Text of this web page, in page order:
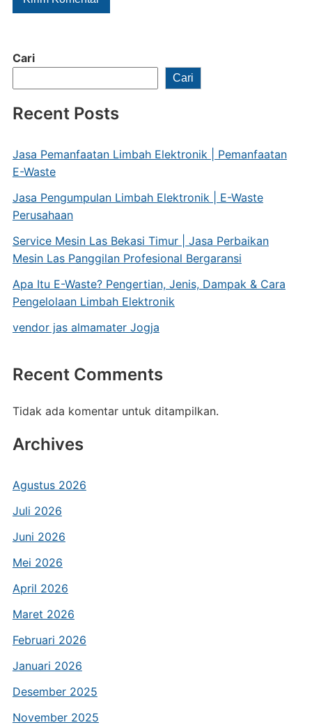
Cari
Cari
Recent Posts
Jasa Pemanfaatan Limbah Elektronik | Pemanfaatan
E-Waste
Jasa Pengumpulan Limbah Elektronik | E-Waste
Perusahaan
Service Mesin Las Bekasi Timur | Jasa Perbaikan
Mesin Las Panggilan Profesional Bergaransi
Apa Itu E-Waste? Pengertian, Jenis, Dampak & Cara
Pengelolaan Limbah Elektronik
vendor jas almamater Jogja
Recent Comments
Tidak ada komentar untuk ditampilkan.
Archives
Agustus 2026
Juli 2026
Juni 2026
Mei 2026
April 2026
Maret 2026
Februari 2026
Januari 2026
Desember 2025
November 2025